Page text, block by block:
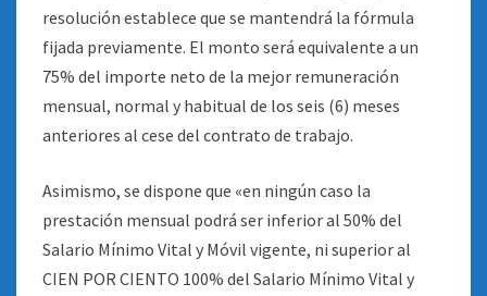
resolución establece que se mantendrá la fórmula
fijada previamente. El monto será equivalente a un
75% del importe neto de la mejor remuneración
mensual, normal y habitual de los seis (6) meses
anteriores al cese del contrato de trabajo.
Asimismo, se dispone que «en ningún caso la
prestación mensual podrá ser inferior al 50% del
Salario Mínimo Vital y Móvil vigente, ni superior al
CIEN POR CIENTO 100% del Salario Mínimo Vital y